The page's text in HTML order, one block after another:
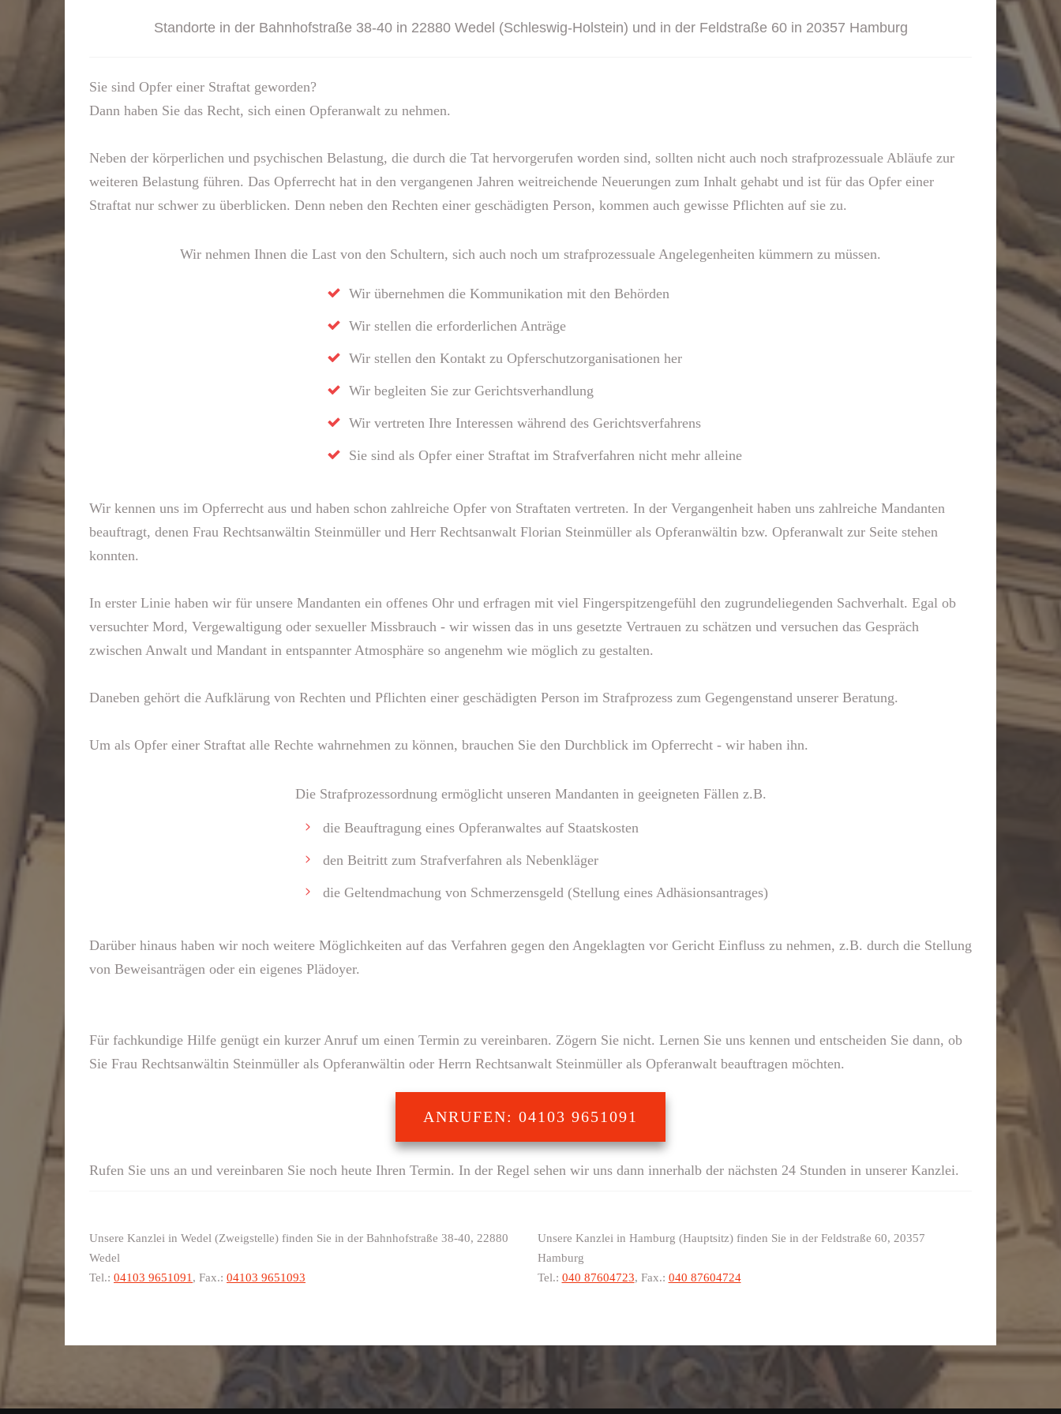
Standorte in der Bahnhofstraße 38-40 in 22880 Wedel (Schleswig-Holstein) und in der Feldstraße 60 in 20357 Hamburg
Sie sind Opfer einer Straftat geworden?
Dann haben Sie das Recht, sich einen Opferanwalt zu nehmen.
Neben der körperlichen und psychischen Belastung, die durch die Tat hervorgerufen worden sind, sollten nicht auch noch strafprozessuale Abläufe zur
weiteren Belastung führen. Das Opferrecht hat in den vergangenen Jahren weitreichende Neuerungen zum Inhalt gehabt und ist für das Opfer einer
Straftat nur schwer zu überblicken. Denn neben den Rechten einer geschädigten Person, kommen auch gewisse Pflichten auf sie zu.
Wir nehmen Ihnen die Last von den Schultern, sich auch noch um strafprozessuale Angelegenheiten kümmern zu müssen.
Wir übernehmen die Kommunikation mit den Behörden
Wir stellen die erforderlichen Anträge
Wir stellen den Kontakt zu Opferschutzorganisationen her
Wir begleiten Sie zur Gerichtsverhandlung
Wir vertreten Ihre Interessen während des Gerichtsverfahrens
Sie sind als Opfer einer Straftat im Strafverfahren nicht mehr alleine
Wir kennen uns im Opferrecht aus und haben schon zahlreiche Opfer von Straftaten vertreten. In der Vergangenheit haben uns zahlreiche Mandanten
beauftragt, denen Frau Rechtsanwältin Steinmüller und Herr Rechtsanwalt Florian Steinmüller als Opferanwältin bzw. Opferanwalt zur Seite stehen
konnten.
In erster Linie haben wir für unsere Mandanten ein offenes Ohr und erfragen mit viel Fingerspitzengefühl den zugrundeliegenden Sachverhalt. Egal ob
versuchter Mord, Vergewaltigung oder sexueller Missbrauch - wir wissen das in uns gesetzte Vertrauen zu schätzen und versuchen das Gespräch
zwischen Anwalt und Mandant in entspannter Atmosphäre so angenehm wie möglich zu gestalten.
Daneben gehört die Aufklärung von Rechten und Pflichten einer geschädigten Person im Strafprozess zum Gegengenstand unserer Beratung.
Um als Opfer einer Straftat alle Rechte wahrnehmen zu können, brauchen Sie den Durchblick im Opferrecht - wir haben ihn.
Die Strafprozessordnung ermöglicht unseren Mandanten in geeigneten Fällen z.B.
die Beauftragung eines Opferanwaltes auf Staatskosten
den Beitritt zum Strafverfahren als Nebenkläger
die Geltendmachung von Schmerzensgeld (Stellung eines Adhäsionsantrages)
Darüber hinaus haben wir noch weitere Möglichkeiten auf das Verfahren gegen den Angeklagten vor Gericht Einfluss zu nehmen, z.B. durch die Stellung
von Beweisanträgen oder ein eigenes Plädoyer.
Für fachkundige Hilfe genügt ein kurzer Anruf um einen Termin zu vereinbaren. Zögern Sie nicht. Lernen Sie uns kennen und entscheiden Sie dann, ob
Sie Frau Rechtsanwältin Steinmüller als Opferanwältin oder Herrn Rechtsanwalt Steinmüller als Opferanwalt beauftragen möchten.
ANRUFEN: 04103 9651091
Rufen Sie uns an und vereinbaren Sie noch heute Ihren Termin. In der Regel sehen wir uns dann innerhalb der nächsten 24 Stunden in unserer Kanzlei.
Unsere Kanzlei in Wedel (Zweigstelle) finden Sie in der Bahnhofstraße 38-40, 22880
Wedel
Tel.: 04103 9651091 , Fax.: 04103 9651093
Unsere Kanzlei in Hamburg (Hauptsitz) finden Sie in der Feldstraße 60, 20357
Hamburg
Tel.: 040 87604723, Fax.: 040 87604724